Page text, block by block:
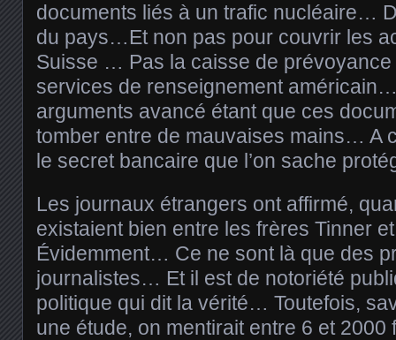
documents liés à un trafic nucléaire…
du pays…Et non pas pour couvrir les
Suisse … Pas la caisse de prévoyance
services de renseignement
arguments avancé étant que ces
tomber entre de mauvaises mains… A
le secret bancaire que l’on sache
Les journaux étrangers ont affirmé,
existaient bien entre les frères Tinner
Évidemment… Ce ne sont là que des
journalistes… Et il est de notoriété
politique qui dit la vérité… Toutefois,
une étude, on mentirait entre 6 et 2000